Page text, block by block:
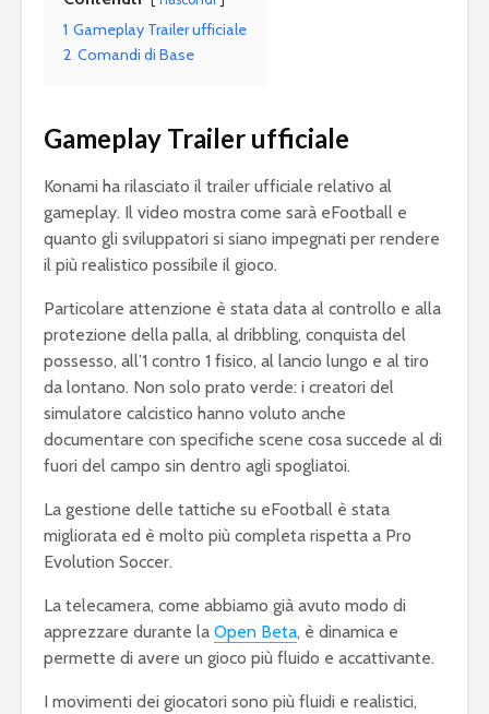
1 Gameplay Trailer ufficiale
2 Comandi di Base
Gameplay Trailer ufficiale
Konami ha rilasciato il trailer ufficiale relativo al
gameplay. Il video mostra come sarà eFootball e
quanto gli sviluppatori si siano impegnati per rendere
il più realistico possibile il gioco.
Particolare attenzione è stata data al controllo e alla
protezione della palla, al dribbling, conquista del
possesso, all’1 contro 1 fisico, al lancio lungo e al tiro
da lontano. Non solo prato verde: i creatori del
simulatore calcistico hanno voluto anche
documentare con specifiche scene cosa succede al di
fuori del campo sin dentro agli spogliatoi.
La gestione delle tattiche su eFootball è stata
migliorata ed è molto più completa rispetta a Pro
Evolution Soccer.
La telecamera, come abbiamo già avuto modo di
apprezzare durante la Open Beta, è dinamica e
permette di avere un gioco più fluido e accattivante.
I movimenti dei giocatori sono più fluidi e realistici,